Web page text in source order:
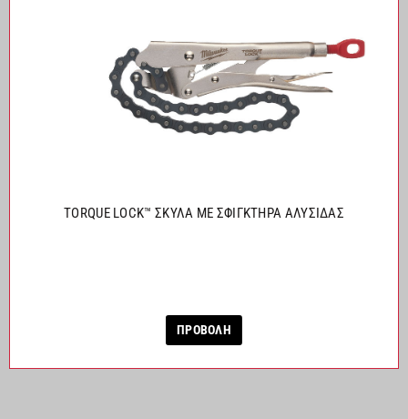
TORQUE LOCK™ ΣΚΥΛΑ ΜΕ ΣΦΙΓΚΤΗΡΑ ΑΛΥΣΙΔΑΣ
ΠΡΟΒΟΛΗ